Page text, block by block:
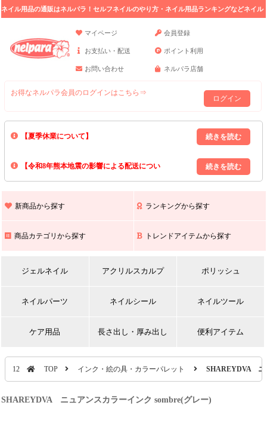
ネイル用品の通販はネルパラ！セルフネイルのやり方・ネイル用品ランキングなどネイル
マイページ
会員登録
お支払い・配送 ポイント利用
お問い合わせ ネルパラ店舗
お得なネルパラ会員のログインはこちら⇒
ログイン
【夏季休業について】
8/13(木)～8/16(日)の間｢出荷業務・お問い合わせ業務｣はお休みいたしま
上記期間中のご注文・お問い合わせは8/17(月)以降の対応となりますので
【令和8年熊本地震の影響による配送につい
また､ 九州全域でお荷物のお届けに遅延が生じております｡
新商品から探す ランキングから探す
商品カテゴリから探す トレンドアイテムから探す
ジェルネイル アクリルスカルプ ポリッシュ
ネイルパーツ ネイルシール ネイルツール
ケア用品 長さ出し・厚み出し 便利アイテム
12 TOP インク・絵の具・カラーパレット SHAREYDVA ニ
SHAREYDVA ニュアンスカラーインク sombre(グレー)